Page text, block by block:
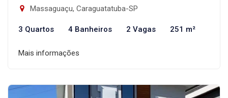
Massaguaçu, Caraguatatuba-SP
3 Quartos 4 Banheiros 2 Vagas 251 m²
Mais informações